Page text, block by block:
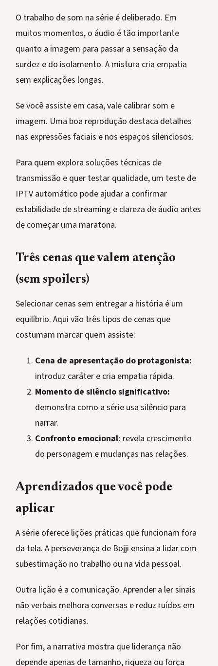
O trabalho de som na série é deliberado. Em
muitos momentos, o áudio é tão importante
quanto a imagem para passar a sensação da
surdez e do isolamento. A mistura cria empatia
sem explicações longas.
Se você assiste em casa, vale calibrar som e
imagem. Uma boa reprodução destaca detalhes
nas expressões faciais e nos espaços silenciosos.
Para quem explora soluções técnicas de
transmissão e quer testar qualidade, um teste de
IPTV automático pode ajudar a confirmar
estabilidade de streaming e clareza de áudio antes
de começar uma maratona.
Três cenas que valem atenção
(sem spoilers)
Selecionar cenas sem entregar a história é um
equilíbrio. Aqui vão três tipos de cenas que
costumam marcar quem assiste:
Cena de apresentação do protagonista:
introduz caráter e cria empatia rápida.
Momento de silêncio significativo:
demonstra como a série usa silêncio para
narrar.
Confronto emocional: revela crescimento
do personagem e mudanças nas relações.
Aprendizados que você pode
aplicar
A série oferece lições práticas que funcionam fora
da tela. A perseverança de Bojji ensina a lidar com
subestimação no trabalho ou na vida pessoal.
Outra lição é a comunicação. Aprender a ler sinais
não verbais melhora conversas e reduz ruídos em
relações cotidianas.
Por fim, a narrativa mostra que liderança não
depende apenas de tamanho, riqueza ou força